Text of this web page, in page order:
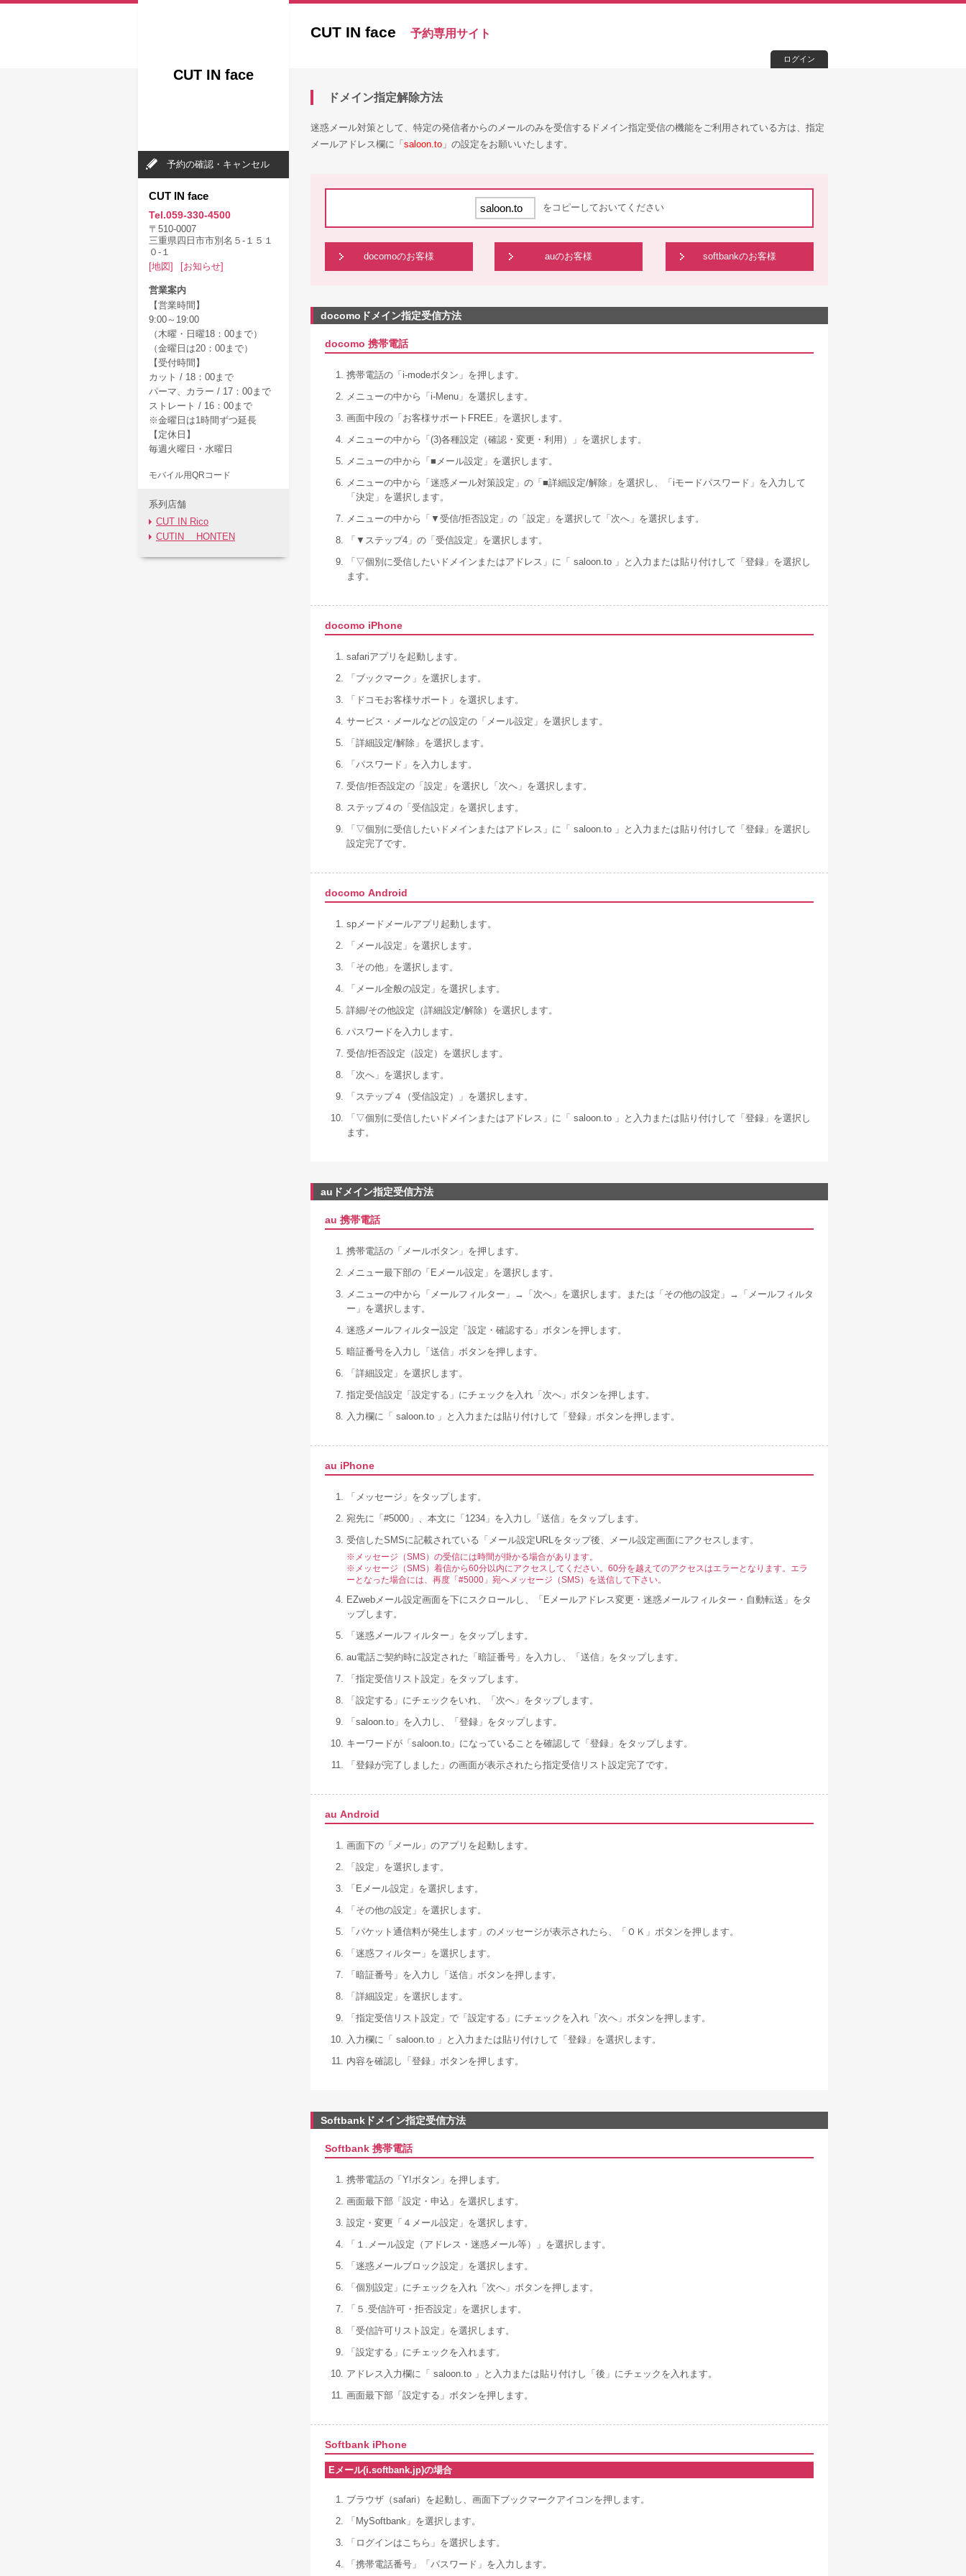
CUT IN face 予約専用サイト
ログイン
ドメイン指定解除方法
迷惑メール対策として、特定の発信者からのメールのみを受信するドメイン指定受信の機能をご利用されている方は、指定
メールアドレス欄に「 saloon.to 」の設定をお願いいたします。
をコピーしておいてください
docomoのお客様 auのお客様 softbankのお客様
docomoドメイン指定受信方法
docomo 携帯電話
携帯電話の「i-modeボタン」を押します。
メニューの中から「i-Menu」を選択します。
画面中段の「お客様サポートFREE」を選択します。
メニューの中から「(3)各種設定（確認・変更・利用）」を選択します。
メニューの中から「■メール設定」を選択します。
メニューの中から「迷惑メール対策設定」の「■詳細設定/解除」を選択し、「iモードパスワード」を入力して
「決定」を選択します。
メニューの中から「▼受信/拒否設定」の「設定」を選択して「次へ」を選択します。
「▼ステップ4」の「受信設定」を選択します。
「▽個別に受信したいドメインまたはアドレス」に「 saloon.to 」と入力または貼り付けして「登録」を選択し
ます。
docomo iPhone
safariアプリを起動します。
「ブックマーク」を選択します。
「ドコモお客様サポート」を選択します。
サービス・メールなどの設定の「メール設定」を選択します。
「詳細設定/解除」を選択します。
「パスワード」を入力します。
受信/拒否設定の「設定」を選択し「次へ」を選択します。
ステップ４の「受信設定」を選択します。
「▽個別に受信したいドメインまたはアドレス」に「 saloon.to 」と入力または貼り付けして「登録」を選択し
設定完了です。
docomo Android
spメードメールアプリ起動します。
「メール設定」を選択します。
「その他」を選択します。
「メール全般の設定」を選択します。
詳細/その他設定（詳細設定/解除）を選択します。
パスワードを入力します。
受信/拒否設定（設定）を選択します。
「次へ」を選択します。
「ステップ４（受信設定）」を選択します。
「▽個別に受信したいドメインまたはアドレス」に「 saloon.to 」と入力または貼り付けして「登録」を選択し
ます。
auドメイン指定受信方法
au 携帯電話
携帯電話の「メールボタン」を押します。
メニュー最下部の「Eメール設定」を選択します。
メニューの中から「メールフィルター」→「次へ」を選択します。または「その他の設定」→「メールフィルタ
ー」を選択します。
迷惑メールフィルター設定「設定・確認する」ボタンを押します。
暗証番号を入力し「送信」ボタンを押します。
「詳細設定」を選択します。
指定受信設定「設定する」にチェックを入れ「次へ」ボタンを押します。
入力欄に「 saloon.to 」と入力または貼り付けして「登録」ボタンを押します。
au iPhone
「メッセージ」をタップします。
宛先に「#5000」、本文に「1234」を入力し「送信」をタップします。
受信したSMSに記載されている「メール設定URLをタップ後、メール設定画面にアクセスします。
※メッセージ（SMS）の受信には時間が掛かる場合があります。
※メッセージ（SMS）着信から60分以内にアクセスしてください。60分を越えてのアクセスはエラーとなります。エラ
ーとなった場合には、再度「#5000」宛へメッセージ（SMS）を送信して下さい。
EZwebメール設定画面を下にスクロールし、「Eメールアドレス変更・迷惑メールフィルター・自動転送」をタ
ップします。
「迷惑メールフィルター」をタップします。
au電話ご契約時に設定された「暗証番号」を入力し、「送信」をタップします。
「指定受信リスト設定」をタップします。
「設定する」にチェックをいれ、「次へ」をタップします。
「saloon.to」を入力し、「登録」をタップします。
キーワードが「saloon.to」になっていることを確認して「登録」をタップします。
「登録が完了しました」の画面が表示されたら指定受信リスト設定完了です。
au Android
画面下の「メール」のアプリを起動します。
「設定」を選択します。
「Eメール設定」を選択します。
「その他の設定」を選択します。
「パケット通信料が発生します」のメッセージが表示されたら、「ＯＫ」ボタンを押します。
「迷惑フィルター」を選択します。
「暗証番号」を入力し「送信」ボタンを押します。
「詳細設定」を選択します。
「指定受信リスト設定」で「設定する」にチェックを入れ「次へ」ボタンを押します。
入力欄に「 saloon.to 」と入力または貼り付けして「登録」を選択します。
内容を確認し「登録」ボタンを押します。
Softbankドメイン指定受信方法
Softbank 携帯電話
携帯電話の「Y!ボタン」を押します。
画面最下部「設定・申込」を選択します。
設定・変更「４メール設定」を選択します。
「１.メール設定（アドレス・迷惑メール等）」を選択します。
「迷惑メールブロック設定」を選択します。
「個別設定」にチェックを入れ「次へ」ボタンを押します。
「５.受信許可・拒否設定」を選択します。
「受信許可リスト設定」を選択します。
「設定する」にチェックを入れます。
アドレス入力欄に「 saloon.to 」と入力または貼り付けし「後」にチェックを入れます。
画面最下部「設定する」ボタンを押します。
Softbank iPhone
Eメール(i.softbank.jp)の場合
ブラウザ（safari）を起動し、画面下ブックマークアイコンを押します。
「MySoftbank」を選択します。
「ログインはこちら」を選択します。
「携帯電話番号」「パスワード」を入力します。
CUT IN face
予約の確認・キャンセル
CUT IN face
Tel.059-330-4500
〒510-0007
三重県四日市市別名５‐１５１
０‐１
[地図]
[お知らせ]
営業案内
【営業時間】
9:00～19:00
（木曜・日曜18：00まで）
（金曜日は20：00まで）
【受付時間】
カット / 18：00まで
パーマ、カラー / 17：00まで
ストレート / 16：00まで
※金曜日は1時間ずつ延長
【定休日】
毎週火曜日・水曜日
モバイル用QRコード
系列店舗
CUT IN Rico
CUTIN HONTEN